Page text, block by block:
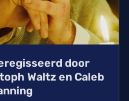
door
Waltz en Caleb